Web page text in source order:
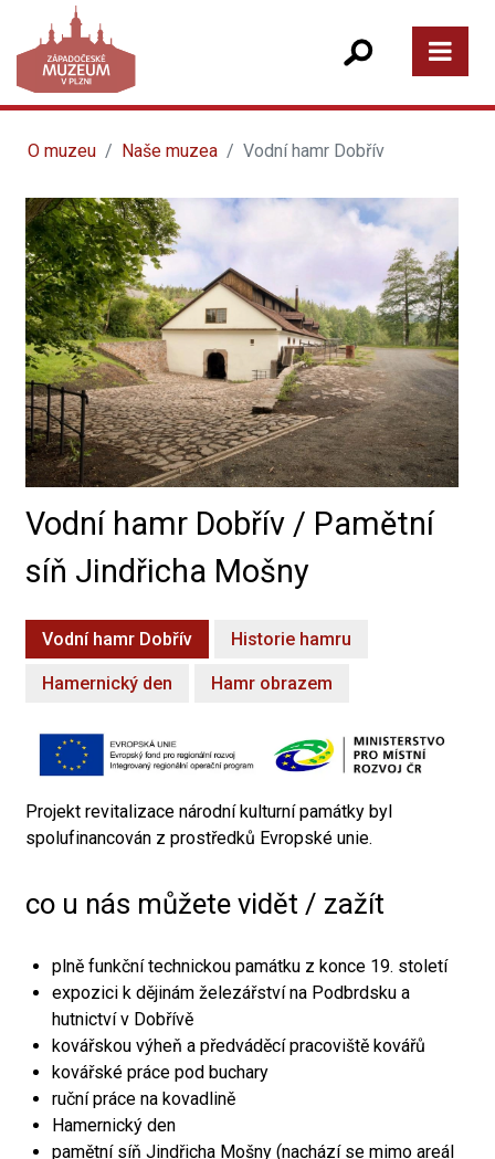
O muzeu Naše muzea Vodní hamr Dobřív
Vodní hamr Dobřív / Pamětní
síň Jindřicha Mošny
Vodní hamr Dobřív Historie hamru
Hamernický den Hamr obrazem
Projekt revitalizace národní kulturní památky byl
spolufinancován z prostředků Evropské unie.
co u nás můžete vidět / zažít
plně funkční technickou památku z konce 19. století
expozici k dějinám železářství na Podbrdsku a
hutnictví v Dobřívě
kovářskou výheň a předváděcí pracoviště kovářů
kovářské práce pod buchary
ruční práce na kovadlině
Hamernický den
pamětní síň Jindřicha Mošny (nachází se mimo areál